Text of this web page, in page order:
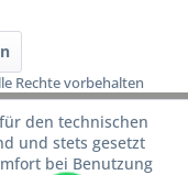
Rechte vorbehalten
den technischen
und stets gesetzt
bei Benutzung